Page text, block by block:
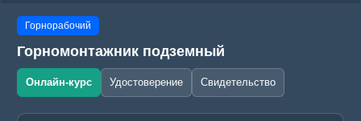
Горнорабочий
Горномонтажник подземный
Онлайн-курс Удостоверение Свидетельство